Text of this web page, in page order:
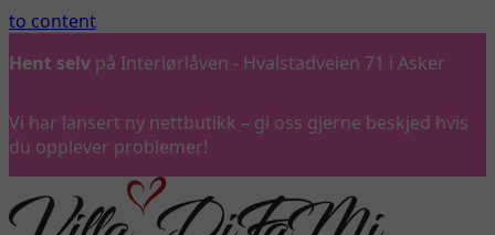
to content
Hent selv på Interiørlåven - Hvalstadveien 71 i Asker
Vi har lansert ny nettbutikk – gi oss gjerne beskjed hvis
du opplever problemer!